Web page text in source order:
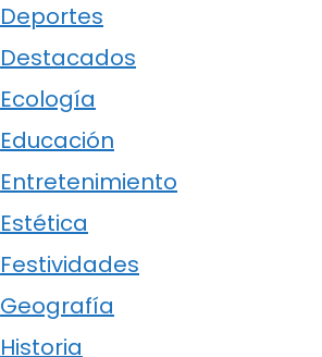
Deportes
Destacados
Ecología
Educación
Entretenimiento
Estética
Festividades
Geografía
Historia